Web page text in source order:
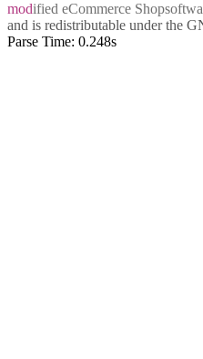
modified eCommerce
and is redistributable under the
Parse Time: 0.248s